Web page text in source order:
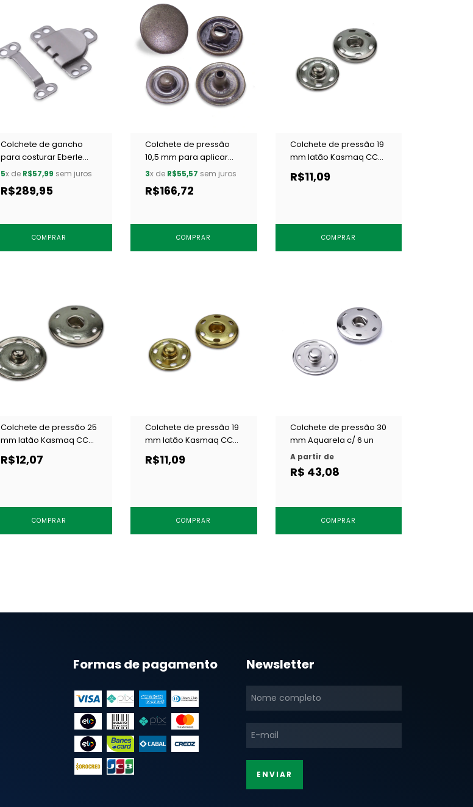
Colchete de gancho
para costurar Eberle
CC8.893.9.L NFT c/ 200
5x de R$57,99 sem juros
R$289,95
COMPRAR
Colchete de pressão
10,5 mm para aplicar
Eberle CC7.105.9.4.F
3x de R$55,57 sem juros
R$166,72
COMPRAR
Colchete de pressão 19
mm latão Kasmaq CCH
19 niquelado c/ 12 un
R$11,09
COMPRAR
Colchete de pressão 25
mm latão Kasmaq CCH
25 niquelado c/ 6 un
R$12,07
COMPRAR
Colchete de pressão 19
mm latão Kasmaq CCH
19 dourado c/ 12 un
R$11,09
COMPRAR
Colchete de pressão 30
mm Aquarela c/ 6 un
A partir de
R$ 43,08
COMPRAR
Formas de pagamento Newsletter